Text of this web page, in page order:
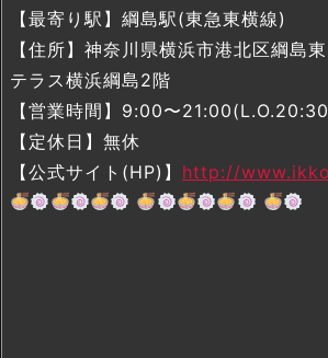
【最寄り駅】綱島駅(東急東横線)
【住所】神奈川県横浜市港北区綱島
テラス横浜綱島2階
【営業時間】9:00〜
【定休日】無休
【公式サイト(HP)】 http://